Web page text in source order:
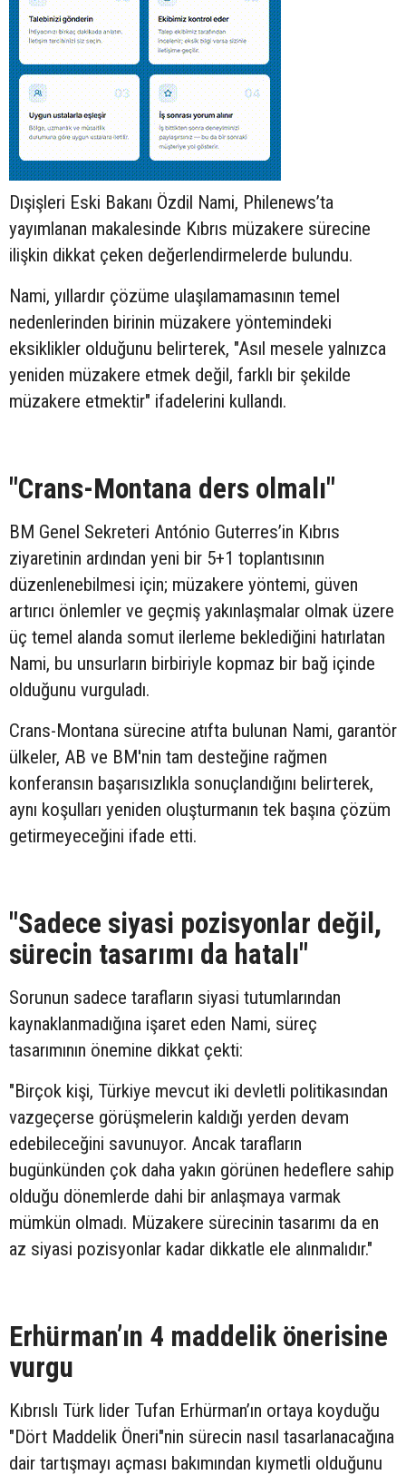
Dışişleri Eski Bakanı Özdil Nami, Philenews’ta
yayımlanan makalesinde Kıbrıs müzakere sürecine
ilişkin dikkat çeken değerlendirmelerde bulundu.
Nami, yıllardır çözüme ulaşılamamasının temel
nedenlerinden birinin müzakere yöntemindeki
eksiklikler olduğunu belirterek, "Asıl mesele yalnızca
yeniden müzakere etmek değil, farklı bir şekilde
müzakere etmektir" ifadelerini kullandı.
"Crans-Montana ders olmalı"
BM Genel Sekreteri António Guterres’in Kıbrıs
ziyaretinin ardından yeni bir 5+1 toplantısının
düzenlenebilmesi için; müzakere yöntemi, güven
artırıcı önlemler ve geçmiş yakınlaşmalar olmak üzere
üç temel alanda somut ilerleme beklediğini hatırlatan
Nami, bu unsurların birbiriyle kopmaz bir bağ içinde
olduğunu vurguladı.
Crans-Montana sürecine atıfta bulunan Nami, garantör
ülkeler, AB ve BM'nin tam desteğine rağmen
konferansın başarısızlıkla sonuçlandığını belirterek,
aynı koşulları yeniden oluşturmanın tek başına çözüm
getirmeyeceğini ifade etti.
"Sadece siyasi pozisyonlar değil,
sürecin tasarımı da hatalı"
Sorunun sadece tarafların siyasi tutumlarından
kaynaklanmadığına işaret eden Nami, süreç
tasarımının önemine dikkat çekti:
"Birçok kişi, Türkiye mevcut iki devletli politikasından
vazgeçerse görüşmelerin kaldığı yerden devam
edebileceğini savunuyor. Ancak tarafların
bugünkünden çok daha yakın görünen hedeflere sahip
olduğu dönemlerde dahi bir anlaşmaya varmak
mümkün olmadı. Müzakere sürecinin tasarımı da en
az siyasi pozisyonlar kadar dikkatle ele alınmalıdır."
Erhürman’ın 4 maddelik önerisine
vurgu
Kıbrıslı Türk lider Tufan Erhürman’ın ortaya koyduğu
"Dört Maddelik Öneri"nin sürecin nasıl tasarlanacağına
dair tartışmayı açması bakımından kıymetli olduğunu